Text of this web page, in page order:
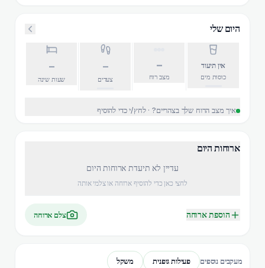
היום שלי
אין תיעוד
כוסות מים
–
מצב רוח
–
צעדים
–
שעות שינה
איך מצב הרוח שלך בצהריים? · לחץ/י כדי להוסיף
ארוחות היום
עדיין לא תיעדת ארוחות היום
לחצי כאן כדי להוסיף ארוחה או צלמי אותה
הוספת ארוחה צלם ארוחה
מעקבים נוספים פעילות גופנית משקל